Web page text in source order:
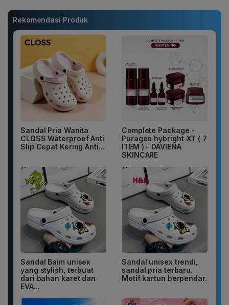
Rekomendasi Produk
Sandal Pria Wanita
CLOSS Waterproof Anti
Slip Cepat Kering Anti...
Complete Package -
Puragen hybright-XT ( 7
ITEM ) - DAVIENA
SKINCARE
Sandal Baim unisex
yang stylish, terbuat
dari bahan karet dan
EVA...
Sandal unisex trendi,
sandal pria terbaru.
Motif kartun berpendar.